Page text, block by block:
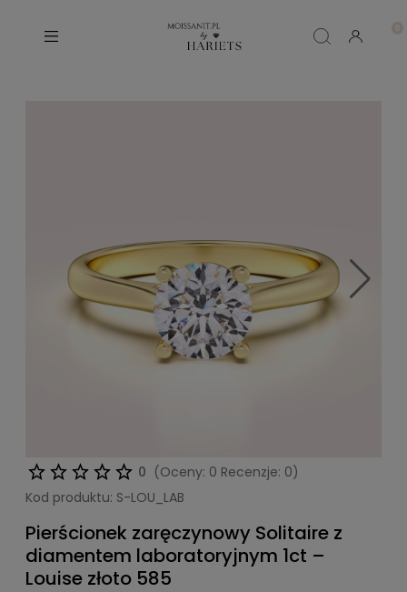
0 (Oceny: 0 Recenzje: 0)
Kod produktu: S-LOU_LAB
Pierścionek zaręczynowy Solitaire z
diamentem laboratoryjnym 1ct –
Louise złoto 585